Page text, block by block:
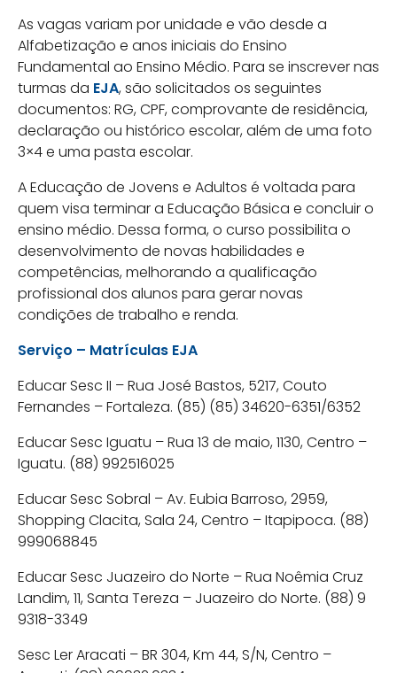
As vagas variam por unidade e vão desde a
Alfabetização e anos iniciais do Ensino
Fundamental ao Ensino Médio. Para se inscrever nas
turmas da EJA, são solicitados os seguintes
documentos: RG, CPF, comprovante de residência,
declaração ou histórico escolar, além de uma foto
3×4 e uma pasta escolar.
A Educação de Jovens e Adultos é voltada para
quem visa terminar a Educação Básica e concluir o
ensino médio. Dessa forma, o curso possibilita o
desenvolvimento de novas habilidades e
competências, melhorando a qualificação
profissional dos alunos para gerar novas
condições de trabalho e renda.
Serviço – Matrículas EJA
Educar Sesc II – Rua José Bastos, 5217, Couto
Fernandes – Fortaleza. (85) (85) 34620-6351/6352
Educar Sesc Iguatu – Rua 13 de maio, 1130, Centro –
Iguatu. (88) 992516025
Educar Sesc Sobral – Av. Eubia Barroso, 2959,
Shopping Clacita, Sala 24, Centro – Itapipoca. (88)
999068845
Educar Sesc Juazeiro do Norte – Rua Noêmia Cruz
Landim, 11, Santa Tereza – Juazeiro do Norte. (88) 9
9318-3349
Sesc Ler Aracati – BR 304, Km 44, S/N, Centro –